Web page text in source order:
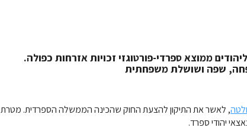
ממוצא ספרדי-פורטוגזי זכויות אזרחות כפולה.
שפה ושושלת משפחתית
, לאשר את התיקון להצעת החוק שהכינה הממשלה הספרדית. מטרת
יהודי ספרד.